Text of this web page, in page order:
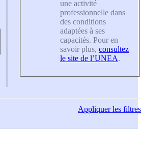
une activité
professionnelle dans
des conditions
adaptées à ses
capacités. Pour en
savoir plus, consultez
le site de l’UNEA.
Appliquerles filtres